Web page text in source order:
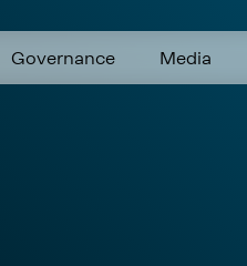
Governance Media